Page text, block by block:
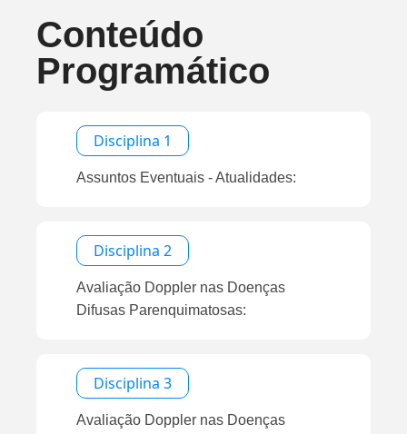
Conteúdo
Programático
Disciplina 1
Assuntos Eventuais - Atualidades:
Disciplina 2
Avaliação Doppler nas Doenças
Difusas Parenquimatosas:
Disciplina 3
Avaliação Doppler nas Doenças